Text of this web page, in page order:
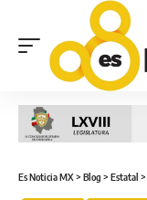
Es Noticia MX> Blog > Estatal >